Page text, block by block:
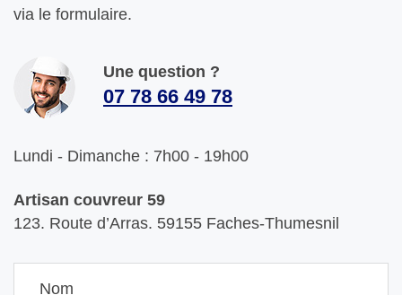
via le formulaire.
Une question ?
07 78 66 49 78
Lundi - Dimanche : 7h00 - 19h00
Artisan couvreur 59
123. Route d’Arras. 59155 Faches-Thumesnil